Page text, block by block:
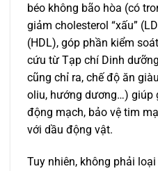
béo không bão hòa (có
giảm cholesterol “xấu”
(HDL), góp phần kiểm
cứu từ Tạp chí Dinh
cũng chỉ ra, chế độ ăn
oliu, hướng dương…) giúp
động mạch, bảo vệ tim
với dầu động vật.
Tuy nhiên, không phải